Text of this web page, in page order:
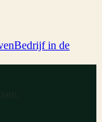
Bedrijf in de